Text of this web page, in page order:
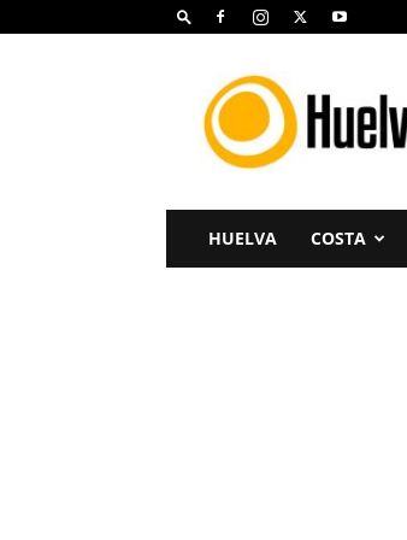
Huelva
Costa
HUELVA COSTA